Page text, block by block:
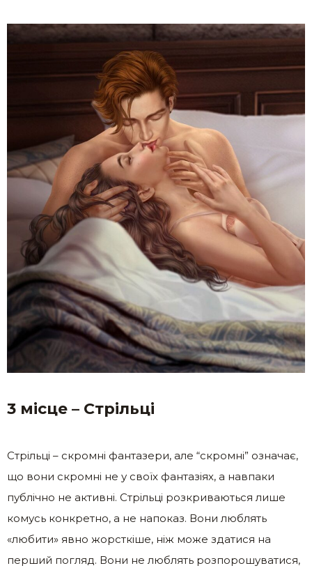
3 місце – Стрільці
Стрільці – скромні фантазери, але “скромні” означає,
що вони скромні не у своїх фантазіях, а навпаки
публічно не активні. Стрільці розкриваються лише
комусь конкретно, а не напоказ. Вони люблять
«любити» явно жорсткіше, ніж може здатися на
перший погляд. Вони не люблять розпорошуватися,